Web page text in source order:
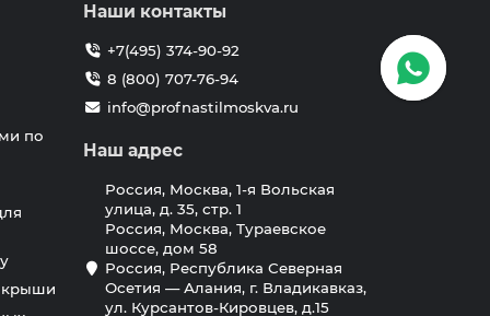
по
крыши
Наши контакты
+7(495) 374-90-92
8 (800) 707-76-94
info@profnastilmoskva.ru
Наш адрес
Россия, Москва, 1-я Вольская
улица, д. 35, стр. 1
Россия, Москва, Тураевское
шоссе, дом 58
Россия, Республика Северная
Осетия — Алания, г. Владикавказ,
ул. Курсантов-Кировцев, д.15